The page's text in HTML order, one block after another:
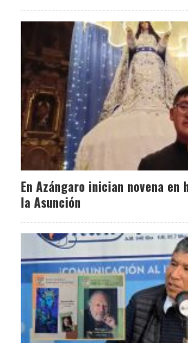
En Azángaro inician novena en
la Asunción